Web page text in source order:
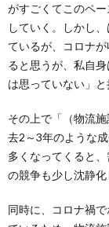
がすごくてこのペ
していく。しかし
ているが、コロナ
ると思うが、私自
は思っていない」と
その上で「（物流
去2～3年のような
多くなってくると
の競争も少し沈静化
同時に、コロナ禍